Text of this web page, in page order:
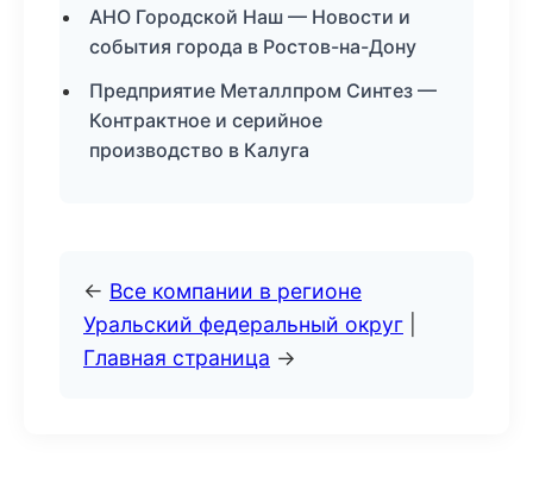
АНО Городской Наш — Новости и
события города в Ростов-на-Дону
Предприятие Металлпром Синтез —
Контрактное и серийное
производство в Калуга
← Все компании в регионе
Уральский федеральный округ
Главная страница →